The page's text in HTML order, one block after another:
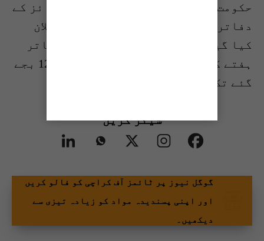
حکومت سندھ کی جانب سے محکمہ ایکسائز کے
دفاتر کے اوقات کار کے حوالے سے اعلان
کیا گیا ہے کہ محکمہ ایکسائز کے دفاتر
ہفتے کے ساتوں دن صبح 8 بجے سے رات 12 بجے
گئے تک کھلے رہیں گے۔
شیئر کریں
گوگل نیوز پر ٹائمز آف کراچی کو فالو کریں
اور اپنی پسندیدہ مواد کو زیادہ تیزی سے
دیکھیں۔